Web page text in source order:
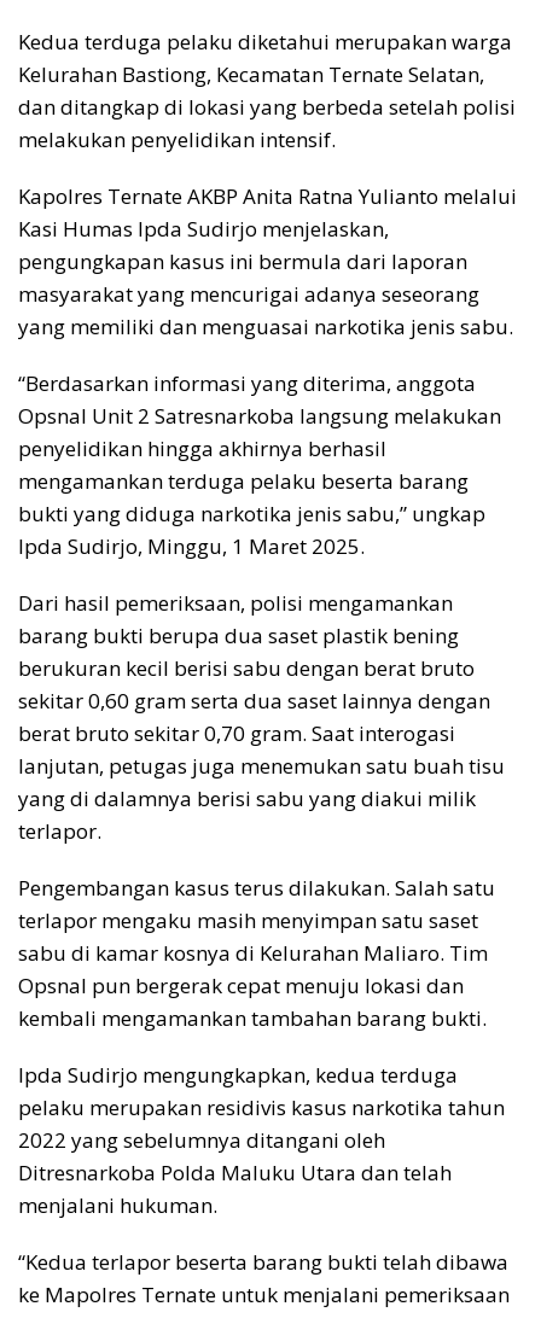
Kedua terduga pelaku diketahui merupakan warga
Kelurahan Bastiong, Kecamatan Ternate Selatan,
dan ditangkap di lokasi yang berbeda setelah polisi
melakukan penyelidikan intensif.
Kapolres Ternate AKBP Anita Ratna Yulianto melalui
Kasi Humas Ipda Sudirjo menjelaskan,
pengungkapan kasus ini bermula dari laporan
masyarakat yang mencurigai adanya seseorang
yang memiliki dan menguasai narkotika jenis sabu.
“Berdasarkan informasi yang diterima, anggota
Opsnal Unit 2 Satresnarkoba langsung melakukan
penyelidikan hingga akhirnya berhasil
mengamankan terduga pelaku beserta barang
bukti yang diduga narkotika jenis sabu,” ungkap
Ipda Sudirjo, Minggu, 1 Maret 2025.
Dari hasil pemeriksaan, polisi mengamankan
barang bukti berupa dua saset plastik bening
berukuran kecil berisi sabu dengan berat bruto
sekitar 0,60 gram serta dua saset lainnya dengan
berat bruto sekitar 0,70 gram. Saat interogasi
lanjutan, petugas juga menemukan satu buah tisu
yang di dalamnya berisi sabu yang diakui milik
terlapor.
Pengembangan kasus terus dilakukan. Salah satu
terlapor mengaku masih menyimpan satu saset
sabu di kamar kosnya di Kelurahan Maliaro. Tim
Opsnal pun bergerak cepat menuju lokasi dan
kembali mengamankan tambahan barang bukti.
Ipda Sudirjo mengungkapkan, kedua terduga
pelaku merupakan residivis kasus narkotika tahun
2022 yang sebelumnya ditangani oleh
Ditresnarkoba Polda Maluku Utara dan telah
menjalani hukuman.
“Kedua terlapor beserta barang bukti telah dibawa
ke Mapolres Ternate untuk menjalani pemeriksaan